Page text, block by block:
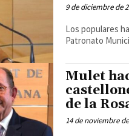
9 de diciembre de
Los populares
Patronato
Mulet
de la
14 de noviembre